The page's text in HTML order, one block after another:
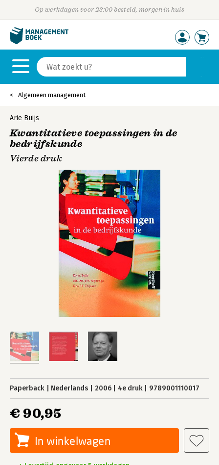
Op werkdagen voor 23:00 besteld, morgen in huis
Algemeen management
Arie Buijs
Kwantitatieve toepassingen in de
bedrijfskunde
Vierde druk
Paperback Nederlands 2006 4e druk 9789001110017
€ 90,95
In winkelwagen